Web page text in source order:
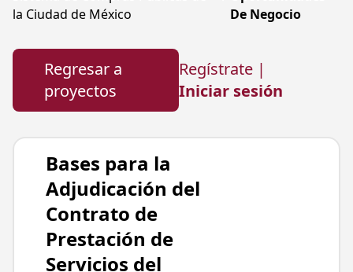
la Ciudad de México
De Negocio
Regresar a
proyectos
Regístrate |
Iniciar sesión
Bases para la
Adjudicación del
Contrato de
Prestación de
Servicios del